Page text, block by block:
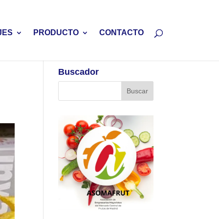
PRODUCTO CONTACTO
Buscador